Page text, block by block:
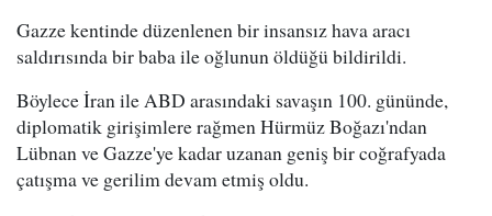
Gazze kentinde düzenlenen bir insansız hava aracı
saldırısında bir baba ile oğlunun öldüğü bildirildi.
Böylece İran ile ABD arasındaki savaşın 100. gününde,
diplomatik girişimlere rağmen Hürmüz Boğazı'ndan
Lübnan ve Gazze'ye kadar uzanan geniş bir coğrafyada
çatışma ve gerilim devam etmiş oldu.